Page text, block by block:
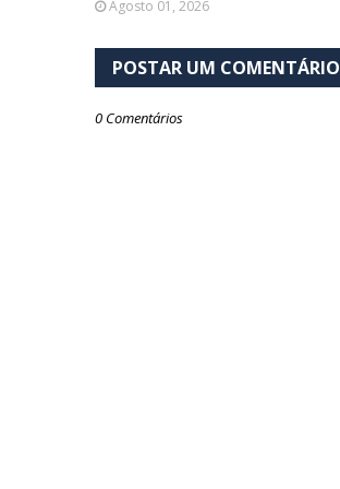
Agosto 01, 2026
POSTAR UM COMENTÁRIO
0 Comentários